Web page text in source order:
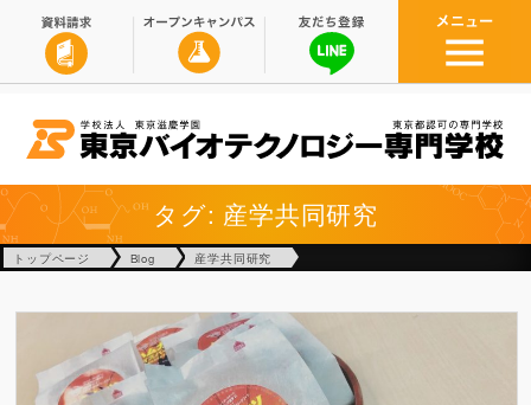
タグ: 産学共同研究
トップページ Blog 産学共同研究